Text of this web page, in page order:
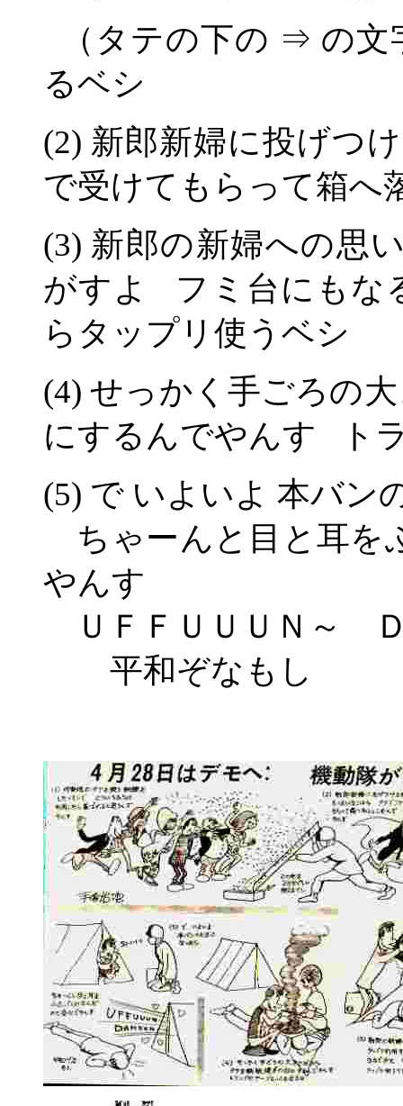
（タテの下の ⇒ の文
るベシ
(2) 新郎新婦に投げつ
で受けてもらって箱へ
(3) 新郎の新婦への思
がすよ フミ台にもな
らタップリ使うベシ
(4) せっかく手ごろの
にするんでやんす ト
(5) で いよいよ 本バン
ちゃーんと目と耳を
やんす
ＵＦＦＵＵＵＮ～
平和ぞなもし